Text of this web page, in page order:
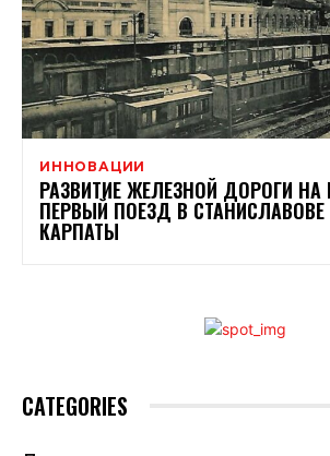
ИННОВАЦИИ
РАЗВИТИЕ ЖЕЛЕЗНОЙ ДОРОГИ НА
ПЕРВЫЙ ПОЕЗД В СТАНИСЛАВОВЕ
КАРПАТЫ
CATEGORIES